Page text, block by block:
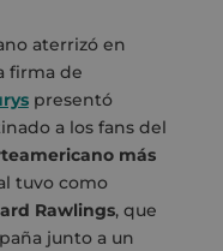
aterrizó en
firma de
presentó
a los fans del
más
tuvo como
Rawlings, que
junto a un